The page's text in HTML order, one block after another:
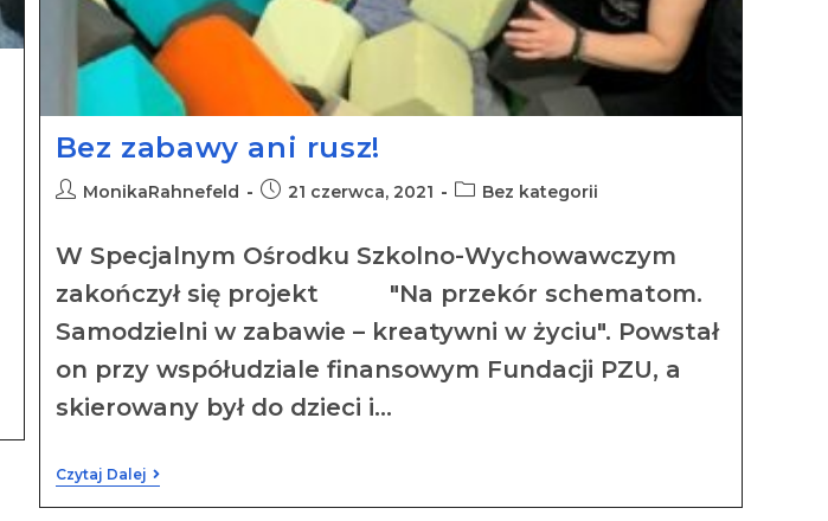
Bez zabawy ani rusz!
MonikaRahnefeld 21 czerwca, 2021 Bez kategorii
W Specjalnym Ośrodku Szkolno-Wychowawczym
zakończył się projekt "Na przekór schematom.
Samodzielni w zabawie – kreatywni w życiu". Powstał
on przy współudziale finansowym Fundacji PZU, a
skierowany był do dzieci i…
Czytaj Dalej